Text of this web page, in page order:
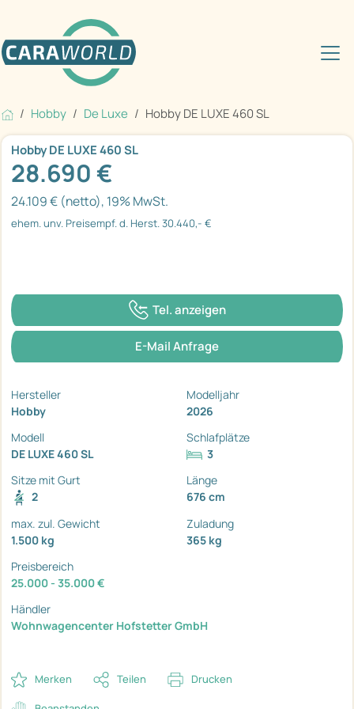
Hobby De Luxe Hobby DE LUXE 460 SL
Hobby DE LUXE 460 SL
28.690 €
24.109 € (netto), 19% MwSt.
ehem. unv. Preisempf. d. Herst. 30.440,- €
Tel. anzeigen
E-Mail Anfrage
Hersteller
Hobby
Modelljahr
2026
Modell
DE LUXE 460 SL
Schlafplätze
3
Sitze mit Gurt
2
Länge
676 cm
max. zul. Gewicht
1.500 kg
Zuladung
365 kg
Preisbereich
25.000 - 35.000 €
Händler
Wohnwagencenter Hofstetter GmbH
Merken Teilen Drucken